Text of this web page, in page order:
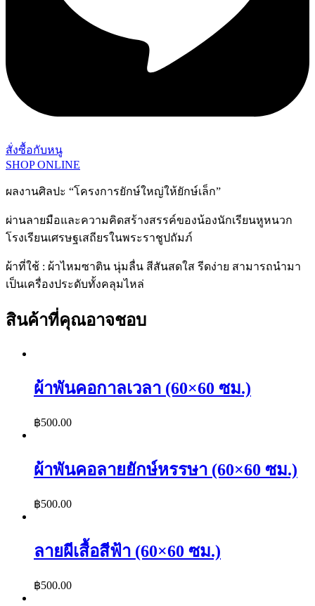
สั่งซื้อกับหนู
SHOP ONLINE
ผลงานศิลปะ “โครงการยักษ์ใหญ่ให้ยักษ์เล็ก”
ผ่านลายมือและความคิดสร้างสรรค์ของน้องนักเรียนหูหนวก
โรงเรียนเศรษฐเสถียรในพระราชูปถัมภ์
ผ้าที่ใช้ : ผ้าไหมซาติน นุ่มลื่น สีสันสดใส รีดง่าย สามารถนำมา
เป็นเครื่องประดับทั้งคลุมไหล่
สินค้าที่คุณอาจชอบ
ผ้าพันคอกาลเวลา (60×60 ซม.)
฿500.00
ผ้าพันคอลายยักษ์หรรษา (60×60 ซม.)
฿500.00
ลายผีเสื้อสีฟ้า (60×60 ซม.)
฿500.00